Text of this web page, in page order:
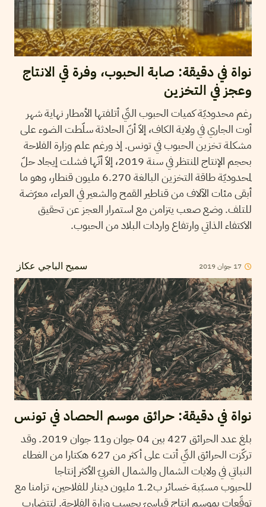
نواة في دقيقة: صابة الحبوب، وفرة قي الانتاج
وعجز في التخزين
رغم محدوديّة كميات الحبوب التّي أتلفتها الأمطار نهاية شهر
أوت الجاري في ولاية الكاف، إلاّ أنّ الحادثة سلّطت الضوء على
مشكلة تخزين الحبوب في تونس. إذ ورغم علم وزارة الفلاحة
بحجم الإنتاج المنتظر في سنة 2019، إلاّ أنّها فشلت إيجاد حلّ
لمحدوديّة طاقة التخزين البالغة 6.270 مليون قنطار، وهو ما
أبقى مئات الآلاف من قناطير القمح والشعير في العراء، معرّضة
للتلف. وضع صعب يتزامن مع استمرار العجز عن تحقيق
الاكتفاء الذاتي وارتفاع واردات البلاد من الحبوب.
سميح الباجي عكاز 17 جوان2019
نواة في دقيقة: حرائق موسم الحصاد في تونس
بلغ عدد الحرائق 427 بين 04 جوان و11 جوان 2019. وقد
تركّزت الحرائق التّي أتت على أكثر من 627 هكتارا من الغطاء
النباتي في ولايات الشمال والشمال الغربيّ الأكثر إنتاجا
للحبوب مسبّبة خسائر ب1.2 مليون دينار للفلاحين، تزامنا مع
توقّعات بموسم إنتاج قياسيّ بحسب وزارة الفلاحة. لتتضارب